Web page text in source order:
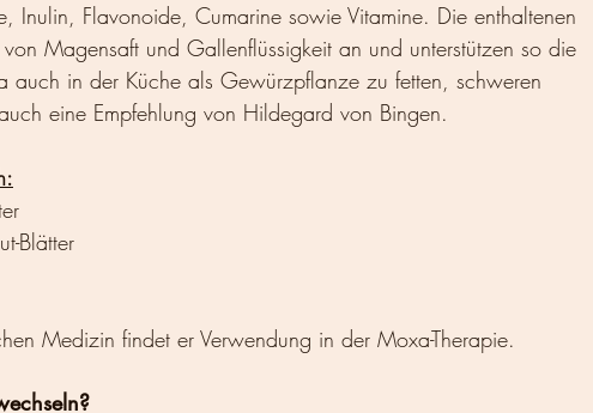
Inulin, Flavonoide, Cumarine sowie Vitamine. Die enthaltenen
Magensaft und Gallenflüssigkeit an und unterstützen so die
auch in der Küche als Gewürzpflanze zu fetten, schweren
eine Empfehlung von Hildegard von Bingen.
Blätter
Medizin findet er Verwendung in der Moxa-Therapie.